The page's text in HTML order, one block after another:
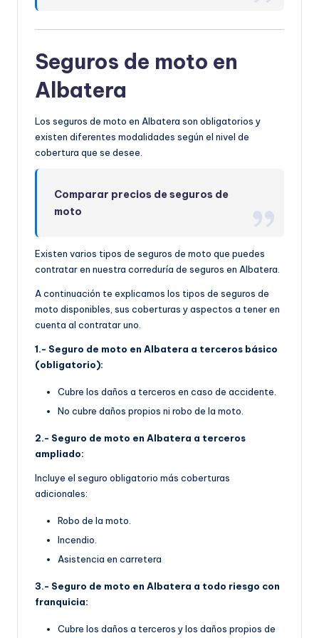
Seguros de moto en
Albatera
Los seguros de moto en Albatera son obligatorios y
existen diferentes modalidades según el nivel de
cobertura que se desee.
Comparar precios de seguros de
moto
Existen varios tipos de seguros de moto que puedes
contratar en nuestra correduría de seguros en Albatera.
A continuación te explicamos los tipos de seguros de
moto disponibles, sus coberturas y aspectos a tener en
cuenta al contratar uno.
1.- Seguro de moto en Albatera a terceros básico
(obligatorio):
Cubre los daños a terceros en caso de accidente.
No cubre daños propios ni robo de la moto.
2.- Seguro de moto en Albatera a terceros
ampliado:
Incluye el seguro obligatorio más coberturas
adicionales:
Robo de la moto.
Incendio.
Asistencia en carretera
3.- Seguro de moto en Albatera a todo riesgo con
franquicia:
Cubre los daños a terceros y los daños propios de